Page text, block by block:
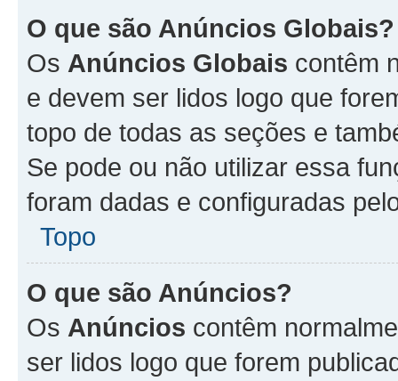
O que são Anúncios Globais?
Os Anúncios Globais contêm
e devem ser lidos logo que
topo de todas as seções e
Se pode ou não utilizar essa
foram dadas e configuradas
Topo
O que são Anúncios?
Os Anúncios contêm
ser lidos logo que forem